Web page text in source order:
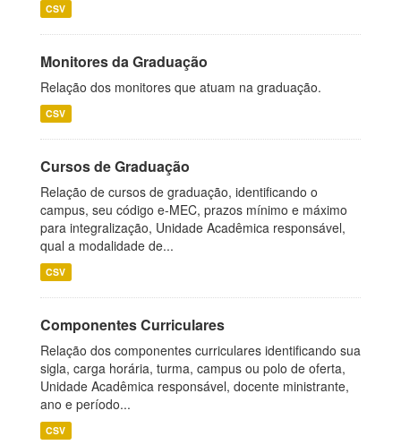
CSV
Monitores da Graduação
Relação dos monitores que atuam na graduação.
CSV
Cursos de Graduação
Relação de cursos de graduação, identificando o
campus, seu código e-MEC, prazos mínimo e máximo
para integralização, Unidade Acadêmica responsável,
qual a modalidade de...
CSV
Componentes Curriculares
Relação dos componentes curriculares identificando sua
sigla, carga horária, turma, campus ou polo de oferta,
Unidade Acadêmica responsável, docente ministrante,
ano e período...
CSV